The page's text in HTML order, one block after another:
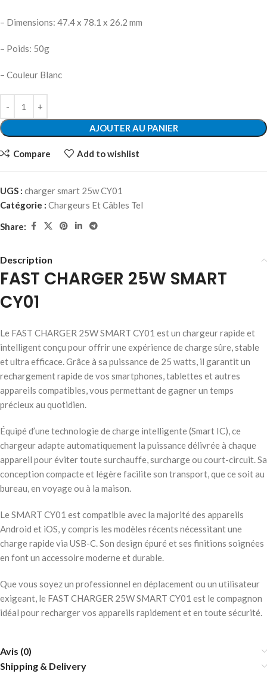
– Dimensions: 47.4 x 78.1 x 26.2 mm
– Poids: 50g
– Couleur Blanc
AJOUTER AU PANIER
Compare Add to wishlist
UGS : charger smart 25w CY01
Catégorie : Chargeurs Et Câbles Tel
Share:
Description
FAST CHARGER 25W SMART
CY01
Le FAST CHARGER 25W SMART CY01 est un chargeur rapide et
intelligent conçu pour offrir une expérience de charge sûre, stable
et ultra efficace. Grâce à sa puissance de 25 watts, il garantit un
rechargement rapide de vos smartphones, tablettes et autres
appareils compatibles, vous permettant de gagner un temps
précieux au quotidien.
Équipé d’une technologie de charge intelligente (Smart IC), ce
chargeur adapte automatiquement la puissance délivrée à chaque
appareil pour éviter toute surchauffe, surcharge ou court-circuit. Sa
conception compacte et légère facilite son transport, que ce soit au
bureau, en voyage ou à la maison.
Le SMART CY01 est compatible avec la majorité des appareils
Android et iOS, y compris les modèles récents nécessitant une
charge rapide via USB-C. Son design épuré et ses finitions soignées
en font un accessoire moderne et durable.
Que vous soyez un professionnel en déplacement ou un utilisateur
exigeant, le FAST CHARGER 25W SMART CY01 est le compagnon
idéal pour recharger vos appareils rapidement et en toute sécurité.
Avis (0)
Shipping & Delivery